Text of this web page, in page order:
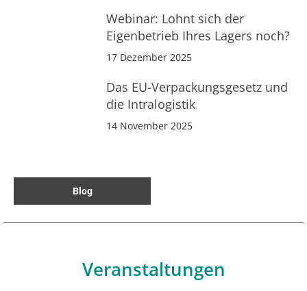
Webinar: Lohnt sich der
Eigenbetrieb Ihres Lagers noch?
17 Dezember 2025
Das EU-Verpackungsgesetz und
die Intralogistik
14 November 2025
Blog
Veranstaltungen